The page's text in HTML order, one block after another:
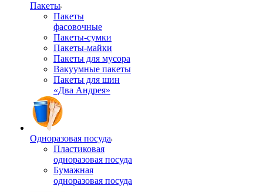
Пакеты
Пакеты
фасовочные
Пакеты-сумки
Пакеты-майки
Пакеты для мусора
Вакуумные пакеты
Пакеты для шин
«Два Андрея»
Одноразовая посуда
Пластиковая
одноразовая посуда
Бумажная
одноразовая посуда